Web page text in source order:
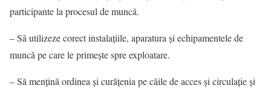
participante la procesul de muncă.
– Să utilizeze corect instalaţiile, aparatura şi echipamentele de
muncă pe care le primeşte spre exploatare.
– Să menţină ordinea şi curăţenia pe căile de acces şi circulaţie şi